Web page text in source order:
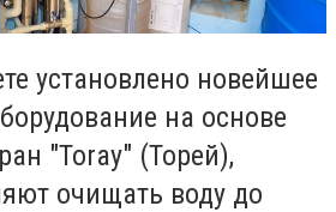
установлено новейшее
на основе
"Toray" (Торей),
очищать воду до